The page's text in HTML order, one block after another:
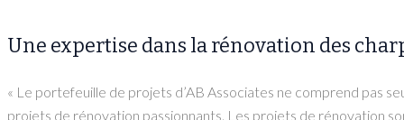
Une expertise dans la rénovation des
« Le portefeuille de projets d’AB Associates ne comprend pas
projets de rénovation passionnants. Les projets de rénovation